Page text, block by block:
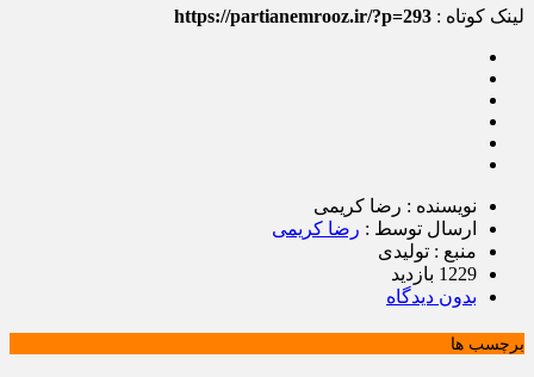
لینک کوتاه : https://partianemrooz.ir/?p=293
نویسنده : رضا کریمی
ارسال توسط : رضا کریمی
منبع : تولیدی
1229 بازدید
بدون دیدگاه
برچسب ها